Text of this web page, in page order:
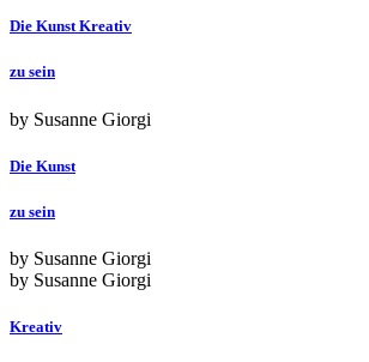
Die Kunst Kreativ
zu sein
by Susanne Giorgi
Die Kunst
zu sein
by Susanne Giorgi
by Susanne Giorgi
Kreativ